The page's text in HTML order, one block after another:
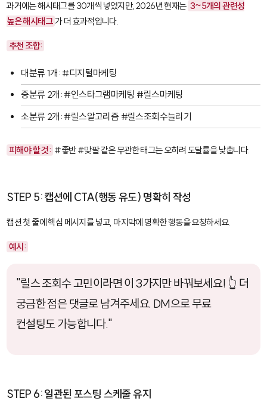
과거에는 해시태그를 30개씩 넣었지만, 2026년 현재는 3~5개의 관련성
높은 해시태그 가 더 효과적입니다.
추천 조합:
대분류 1개: #디지털마케팅
중분류 2개: #인스타그램마케팅 #릴스마케팅
소분류 2개: #릴스알고리즘 #릴스조회수늘리기
피해야 할 것: #좋반 #맞팔 같은 무관한 태그는 오히려 도달률을 낮춥니다.
STEP 5: 캡션에 CTA(행동 유도) 명확히 작성
캡션 첫 줄에 핵심 메시지를 넣고, 마지막에 명확한 행동을 요청하세요.
예시:
"릴스 조회수 고민이라면 이 3가지만 바꿔보세요! 👆 더
궁금한 점은 댓글로 남겨주세요. DM으로 무료
컨설팅도 가능합니다."
STEP 6: 일관된 포스팅 스케줄 유지